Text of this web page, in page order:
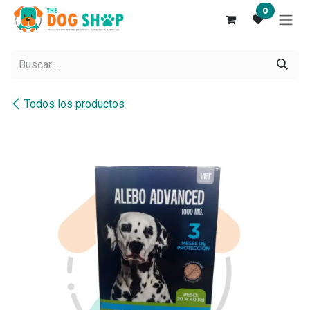
Ir al contenido 0
Todos los productos